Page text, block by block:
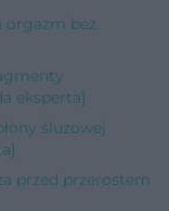
orgazm bez
eksperta]
śluzowej
przed przerostem